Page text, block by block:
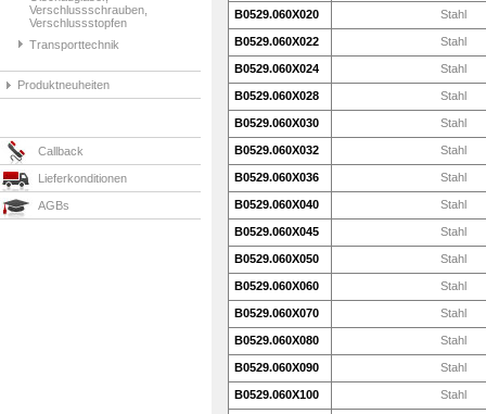
Verschlussschrauben,
Verschlussstopfen
Transporttechnik
Produktneuheiten
Callback
Lieferkonditionen
AGBs
B0529.060X020 Stahl
B0529.060X022 Stahl
B0529.060X024 Stahl
B0529.060X028 Stahl
B0529.060X030 Stahl
B0529.060X032 Stahl
B0529.060X036 Stahl
B0529.060X040 Stahl
B0529.060X045 Stahl
B0529.060X050 Stahl
B0529.060X060 Stahl
B0529.060X070 Stahl
B0529.060X080 Stahl
B0529.060X090 Stahl
B0529.060X100 Stahl